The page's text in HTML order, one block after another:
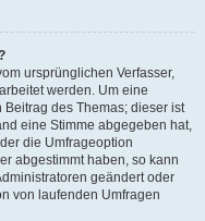
ursprünglichen Verfasser,
werden. Um eine
des Themas; dieser ist
eine Stimme abgegeben hat,
die Umfrageoption
abgestimmt haben, so kann
geändert oder
von laufenden Umfragen